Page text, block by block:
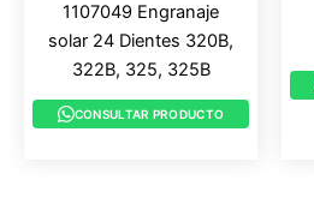
1107049 Engranaje
solar 24 Dientes 320B,
322B, 325, 325B
CONSULTAR PRODUCTO